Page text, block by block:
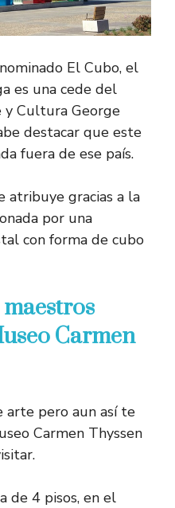
El Cubo, el
es una cede del
y Cultura George
destacar que este
fuera de ese país.
atribuye gracias a la
por una
con forma de cubo
Carmen
arte pero aun así te
Carmen Thyssen
de 4 pisos, en el